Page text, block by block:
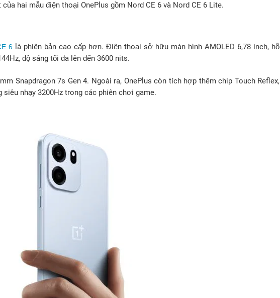
hai mẫu điện thoại OnePlus gồm Nord CE 6 và Nord CE 6 Lite.
6 là phiên bản cao cấp hơn. Điện thoại sở hữu màn hình AMOLED 6,78 inch, hỗ
độ sáng tối đa lên đến 3600 nits.
Snapdragon 7s Gen 4. Ngoài ra, OnePlus còn tích hợp thêm chip Touch Reflex,
siêu nhạy 3200Hz trong các phiên chơi game.